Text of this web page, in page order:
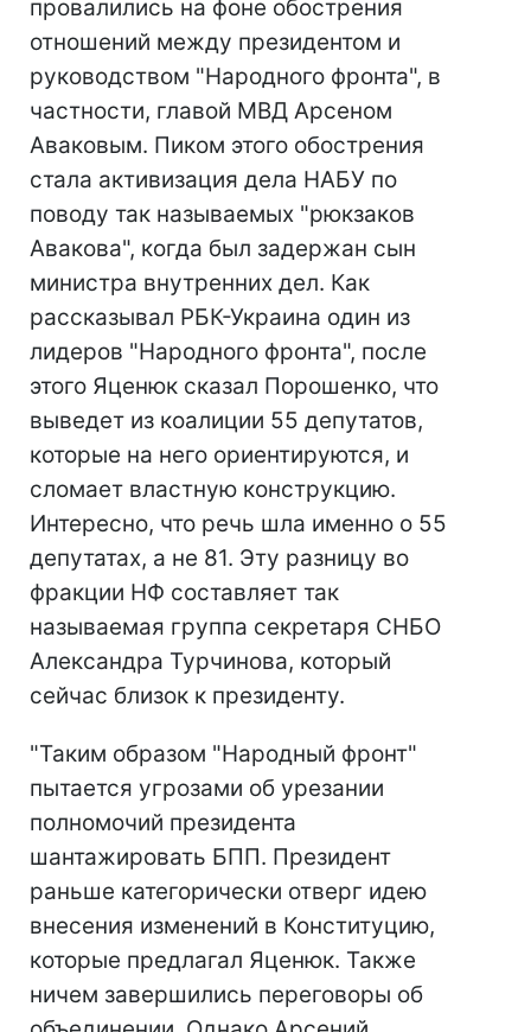
провалились на фоне обострения
отношений между президентом и
руководством "Народного фронта", в
частности, главой МВД Арсеном
Аваковым. Пиком этого обострения
стала активизация дела НАБУ по
поводу так называемых "рюкзаков
Авакова", когда был задержан сын
министра внутренних дел. Как
рассказывал РБК-Украина один из
лидеров "Народного фронта", после
этого Яценюк сказал Порошенко, что
выведет из коалиции 55 депутатов,
которые на него ориентируются, и
сломает властную конструкцию.
Интересно, что речь шла именно о 55
депутатах, а не 81. Эту разницу во
фракции НФ составляет так
называемая группа секретаря СНБО
Александра Турчинова, который
сейчас близок к президенту.
"Таким образом "Народный фронт"
пытается угрозами об урезании
полномочий президента
шантажировать БПП. Президент
раньше категорически отверг идею
внесения изменений в Конституцию,
которые предлагал Яценюк. Также
ничем завершились переговоры об